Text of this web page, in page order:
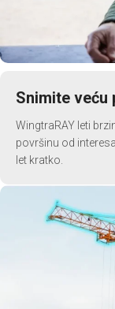
Snimite veću
WingtraRAY leti
površinu od
let kratko.